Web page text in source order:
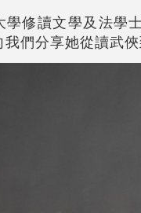
學修讀文學及法學
我們分享她從讀武